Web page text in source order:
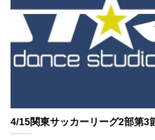
4/15関東サッカーリーグ2部第3